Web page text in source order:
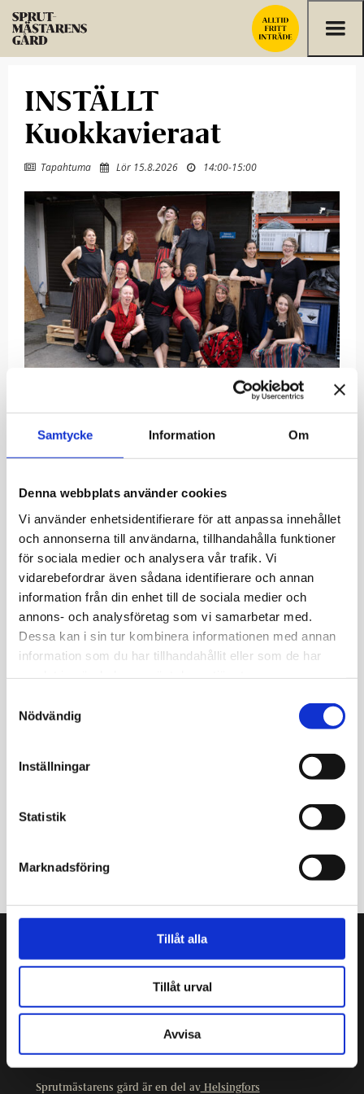
Samtycke Information Om
Denna webbplats använder cookies
Vi använder enhetsidentifierare för att anpassa innehållet
och annonserna till användarna, tillhandahålla funktioner
för sociala medier och analysera vår trafik. Vi
vidarebefordrar även sådana identifierare och annan
information från din enhet till de sociala medier och
annons- och analysföretag som vi samarbetar med.
Dessa kan i sin tur kombinera informationen med annan
information som du har tillhandahållit eller som de har
Nödvändig
Inställningar
Statistik
Marknadsföring
Tillåt alla
Tillåt urval
Avvisa
INSTÄLLT
Kuokkavieraat
 Tapahtuma  Lör 15.8.2026  14:00-15:00
Obs! Konserten som planerades till lördagen 15.8
har ställts.
en sång- och dansgrupp som grundade sig på den
finländska traditionen hos studerande vid
Helsingfors universitets agrikultur-
forstvetenskapliga fakultet. Nuförtiden verkar
gruppen under Karjalan Nuoret ry och är enbart en
sånggrupp med en repertoar som omfattar nya och
Det är fritt tillträde till gårdskonserterna vid
Sprutmästarens gård. Välkommen!
Sprutmästarens gård
Andra kontaktuppgifter
Sprutmästarens gård är en del avHelsingfors